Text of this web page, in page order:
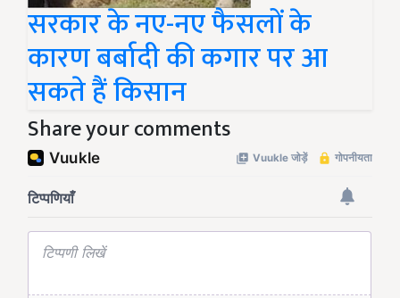
सरकार के नए-नए फैसलों के
कारण बर्बादी की कगार पर आ
सकते हैं किसान
Share your comments